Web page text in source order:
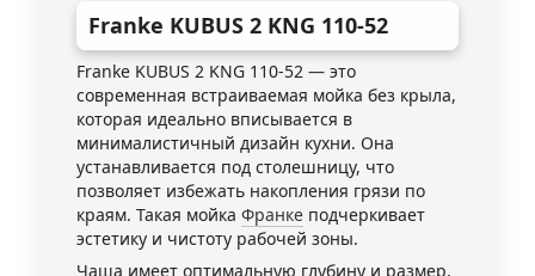
Franke KUBUS 2 KNG 110-52
Franke KUBUS 2 KNG 110-52 — это
современная встраиваемая мойка без крыла,
которая идеально вписывается в
минималистичный дизайн кухни. Она
устанавливается под столешницу, что
позволяет избежать накопления грязи по
краям. Такая мойка Франке подчеркивает
эстетику и чистоту рабочей зоны.
Чаша имеет оптимальную глубину и размер,